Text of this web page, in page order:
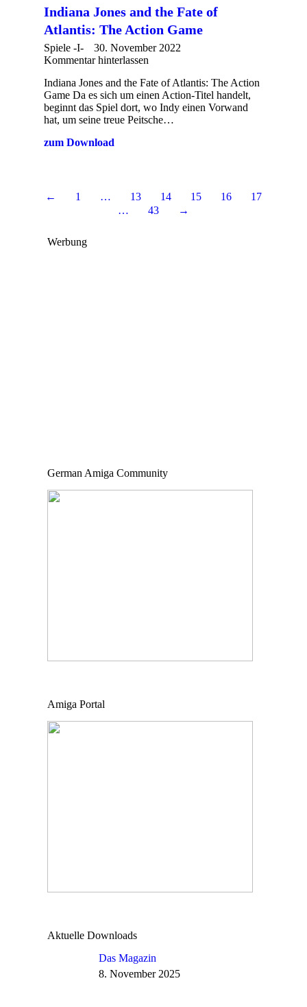
Indiana Jones and the Fate of
Atlantis: The Action Game
Spiele -I-
30. November 2022
Kommentar hinterlassen
Indiana Jones and the Fate of Atlantis: The Action
Game Da es sich um einen Action-Titel handelt,
beginnt das Spiel dort, wo Indy einen Vorwand
hat, um seine treue Peitsche…
zum Download
← 1 … 13 14 15 16
17
…
43 →
Werbung
German Amiga Community
Amiga Portal
Aktuelle Downloads
Das Magazin
8. November 2025